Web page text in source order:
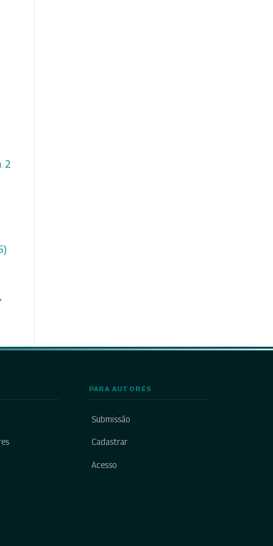
2
PARA AUTORES
Submissão
Cadastrar
Acesso